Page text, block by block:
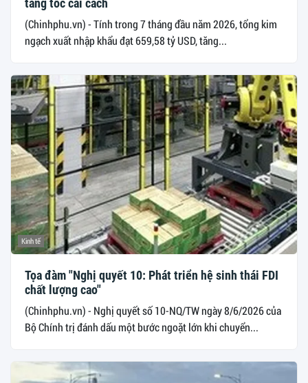
tăng tốc cải cách
(Chinhphu.vn) - Tính trong 7 tháng đầu năm 2026, tổng kim
ngạch xuất nhập khẩu đạt 659,58 tỷ USD, tăng...
Kinh tế
Tọa đàm "Nghị quyết 10: Phát triển hệ sinh thái FDI
chất lượng cao"
(Chinhphu.vn) - Nghị quyết số 10-NQ/TW ngày 8/6/2026 của
Bộ Chính trị đánh dấu một bước ngoặt lớn khi chuyển...